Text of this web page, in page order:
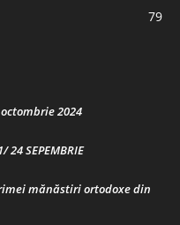
79
2024
24 SEPEMBRIE
mănăstiri ortodoxe din